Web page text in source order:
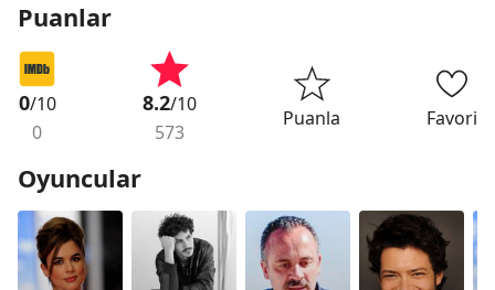
Puanlar
0/10
0
8.2/10
573
Puanla Favori
Oyuncular